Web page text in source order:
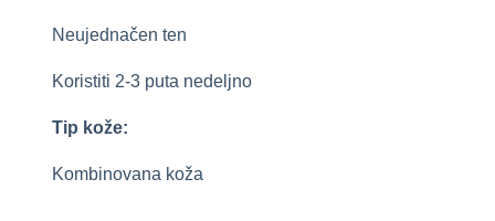
Neujednačen ten
Koristiti 2-3 puta nedeljno
Tip kože:
Kombinovana koža